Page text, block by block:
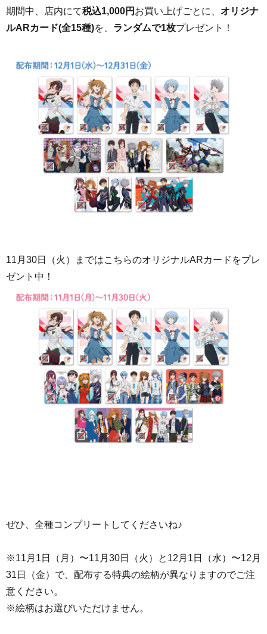
期間中、店内にて税込1,000円 お買い上げごとに、 オリジナ
ルARカード(全15種)を、 ランダムで1枚プレゼント！
11月30日（火）まではこちらのオリジナルARカードをプレ
ゼント中！
ぜひ、全種コンプリートしてくださいね♪
※11月1日（月）〜11月30日（火）と12月1日（水）〜12月
31日（金）で、配布する特典の絵柄が異なりますのでご注
意ください。
※絵柄はお選びいただけません。